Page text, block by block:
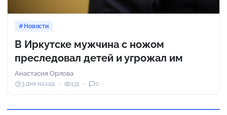
Новости
В Иркутске мужчина с ножом
преследовал детей и угрожал им
Анастасия Орлова
3 дня назад 131 0